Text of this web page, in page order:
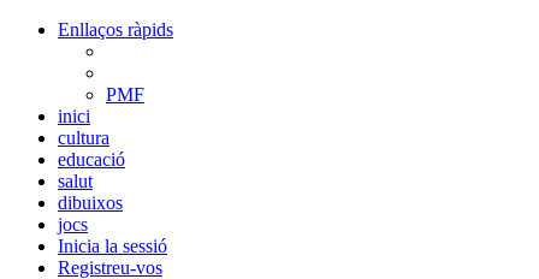
Enllaços ràpids
PMF
inici
cultura
educació
salut
dibuixos
jocs
Inicia la sessió
Registreu-vos